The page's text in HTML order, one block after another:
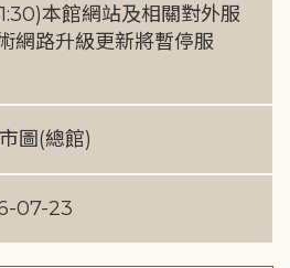
本館網站及相關對外服
網路升級更新將暫停服
圖(總館)
07-23